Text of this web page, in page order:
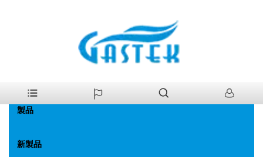
ファン強化一定温度。ガス給湯器
製品
新製品